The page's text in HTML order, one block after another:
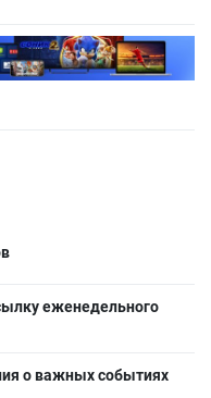
еженедельного
о важных событиях